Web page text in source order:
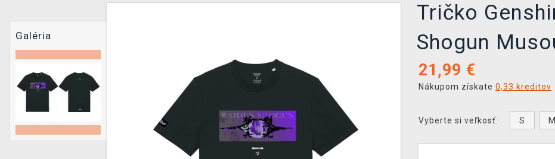
Galéria
Tričko
Shogun
21,99 €
Nákupom získate 0,33 kreditov
Vyberte si veľkosť: S M